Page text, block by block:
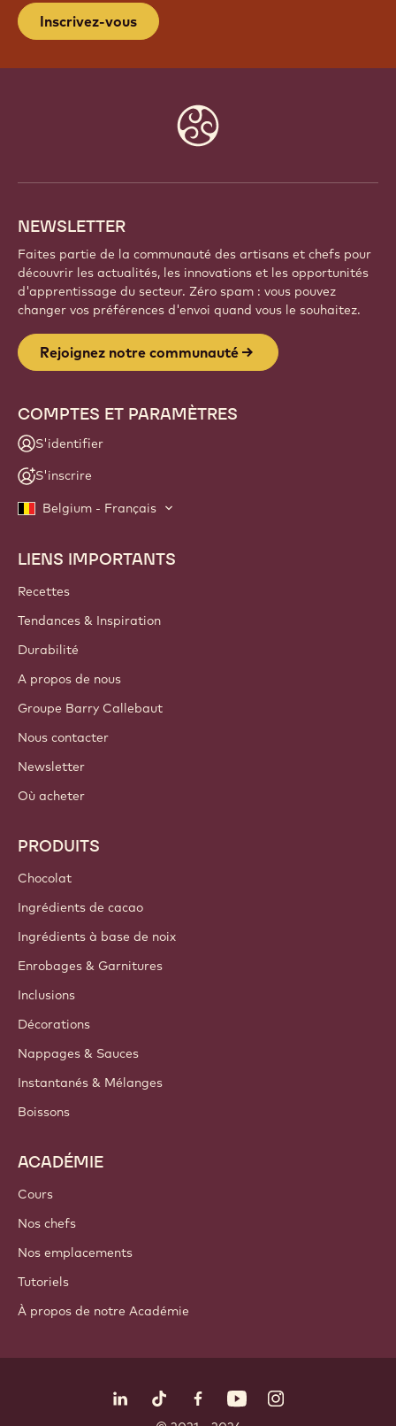
Inscrivez-vous
NEWSLETTER
Faites partie de la communauté des artisans et chefs pour
découvrir les actualités, les innovations et les opportunités
d'apprentissage du secteur. Zéro spam : vous pouvez
changer vos préférences d'envoi quand vous le souhaitez.
Rejoignez notre communauté
COMPTES ET PARAMÈTRES
S'identifier
S'inscrire
Belgium - Français
Footer
Callebaut
LIENS IMPORTANTS
Recettes
Tendances & Inspiration
Durabilité
A propos de nous
Groupe Barry Callebaut
Nous contacter
Newsletter
Où acheter
PRODUITS
Chocolat
Ingrédients de cacao
Ingrédients à base de noix
Enrobages & Garnitures
Inclusions
Décorations
Nappages & Sauces
Instantanés & Mélanges
Boissons
ACADÉMIE
Cours
Nos chefs
Nos emplacements
Tutoriels
À propos de notre Académie
LinkedIn Opens in a new window.
TikTok Opens in a new window.
Facebook Opens in a new
YouTubeInstagram